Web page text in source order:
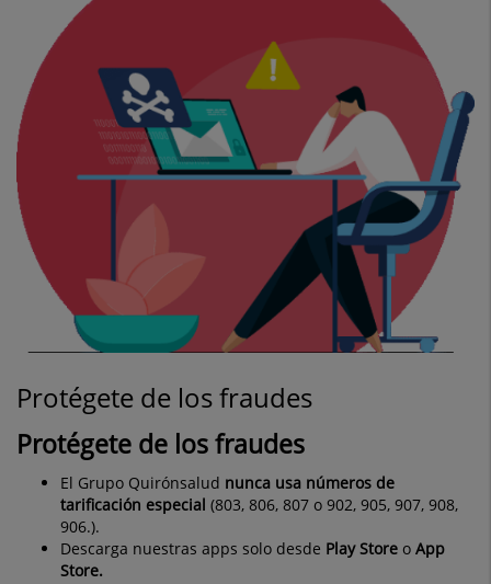
Protégete de los fraudes
Protégete de los fraudes
El Grupo Quirónsalud nunca usa números de
tarificación especial (803, 806, 807 o 902, 905, 907, 908,
906.).
Descarga nuestras apps solo desde Play Store o App
Store.